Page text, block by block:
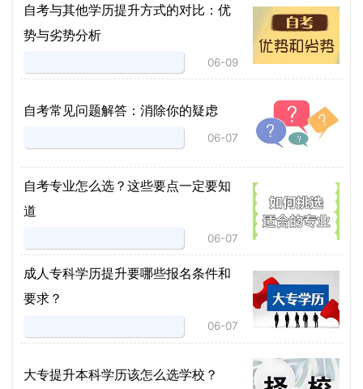
自考与其他学历提升方式的对比：优
势与劣势分析
06-09
自考常见问题解答：消除你的疑虑
06-07
自考专业怎么选？这些要点一定要知
道
06-07
成人专科学历提升要哪些报名条件和
要求？
06-07
大专提升本科学历该怎么选学校？